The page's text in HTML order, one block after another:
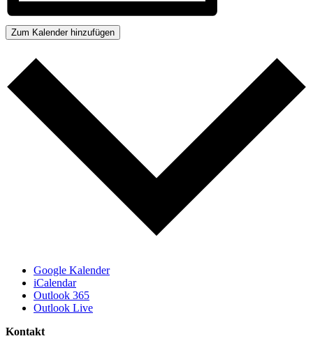
Zum Kalender hinzufügen
Google Kalender
iCalendar
Outlook 365
Outlook Live
Kontakt